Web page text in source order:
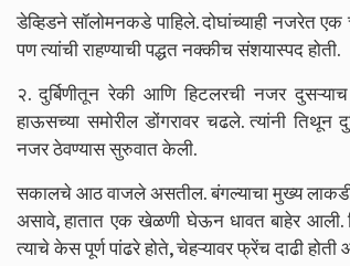
डेव्हिडने सॉलोमनकडे पाहिले. दोघांच्याही नजरेत
पण त्यांची राहण्याची पद्धत नक्कीच संशयास्पद होती.
२. दुर्बिणीतून रेकी आणि हिटलरची नजर
हाऊसच्या समोरील डोंगरावर चढले. त्यांनी तिथून
नजर ठेवण्यास सुरुवात केली.
सकालचे आठ वाजले असतील. बंगल्याचा मुख्य लाकडी
असावे, हातात एक खेळणी घेऊन धावत बाहेर आली.
त्याचे केस पूर्ण पांढरे होते, चेहऱ्यावर फ्रेंच दाढी होती